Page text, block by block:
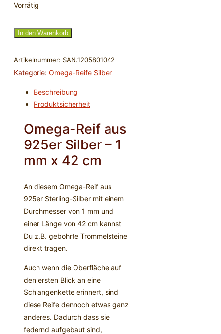
Vorrätig
Omega-
-
1mm
42cm
Silber
Menge
In den Warenkorb
Artikelnummer: SAN.1205801042
Kategorie: Omega-Reife Silber
Beschreibung
Produktsicherheit
Omega-Reif aus
925er Silber – 1
mm x 42 cm
An diesem Omega-Reif aus
925er Sterling-Silber mit einem
Durchmesser von 1 mm und
einer Länge von 42 cm kannst
Du z.B. gebohrte Trommelsteine
direkt tragen.
Auch wenn die Oberfläche auf
den ersten Blick an eine
Schlangenkette erinnert, sind
diese Reife dennoch etwas ganz
anderes. Dadurch dass sie
federnd aufgebaut sind,